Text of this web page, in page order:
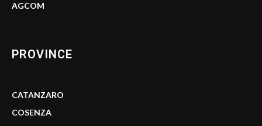
AGCOM
PROVINCE
CATANZARO
COSENZA